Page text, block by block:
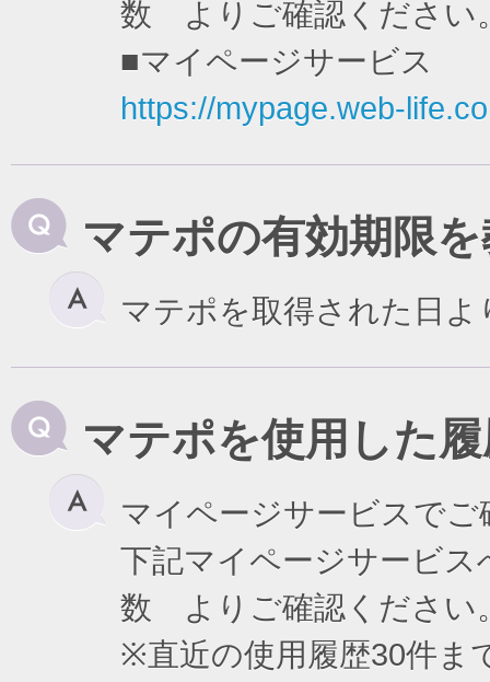
数 よりご確認ください
■マイページサービス
https://mypage.web-
マテポの有効期限
マテポを取得された日
マテポを使用した
マイページサービスで
下記マイページサービ
数 よりご確認ください
※直近の使用履歴30件ま